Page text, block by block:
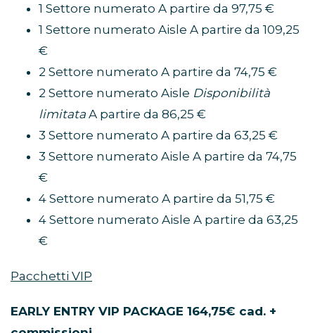
1 Settore numerato A partire da 97,75 €
1 Settore numerato Aisle A partire da 109,25
€
2 Settore numerato A partire da 74,75 €
2 Settore numerato Aisle Disponibilità
limitata A partire da 86,25 €
3 Settore numerato A partire da 63,25 €
3 Settore numerato Aisle A partire da 74,75
€
4 Settore numerato A partire da 51,75 €
4 Settore numerato Aisle A partire da 63,25
€
Pacchetti VIP
EARLY ENTRY VIP PACKAGE 164,75€ cad. +